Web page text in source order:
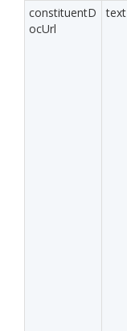
constituentD
ocUrl
text